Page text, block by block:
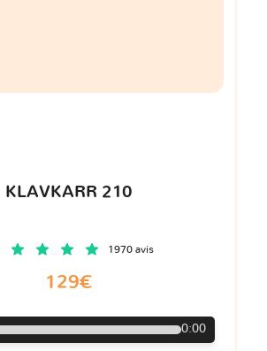
KLAVKARR 210
1970 avis
129€
0:00